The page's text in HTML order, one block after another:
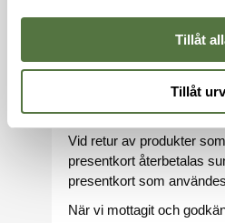
Tillåt
Tillåt
vår angivna returadress
returfraktsedel. Vi
skickas till postombud.
En returavgift på 99 SEK
genomförd retur.
Vid retur av produkter
presentkort återbetalas
presentkort som
När vi mottagit och